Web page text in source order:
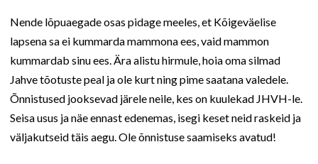
Nende lõpuaegade osas pidage meeles, et Kõigeväelise
lapsena sa ei kummarda mammona ees, vaid mammon
kummardab sinu ees. Ära alistu hirmule, hoia oma silmad
Jahve tõotuste peal ja ole kurt ning pime saatana valedele.
Õnnistused jooksevad järele neile, kes on kuulekad JHVH-le.
Seisa usus ja näe ennast edenemas, isegi keset neid raskeid ja
väljakutseid täis aegu. Ole õnnistuse saamiseks avatud!